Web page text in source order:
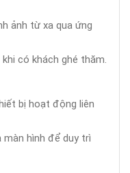
ảnh từ xa qua ứng
có khách ghé thăm.
bị hoạt động liên
màn hình để duy trì